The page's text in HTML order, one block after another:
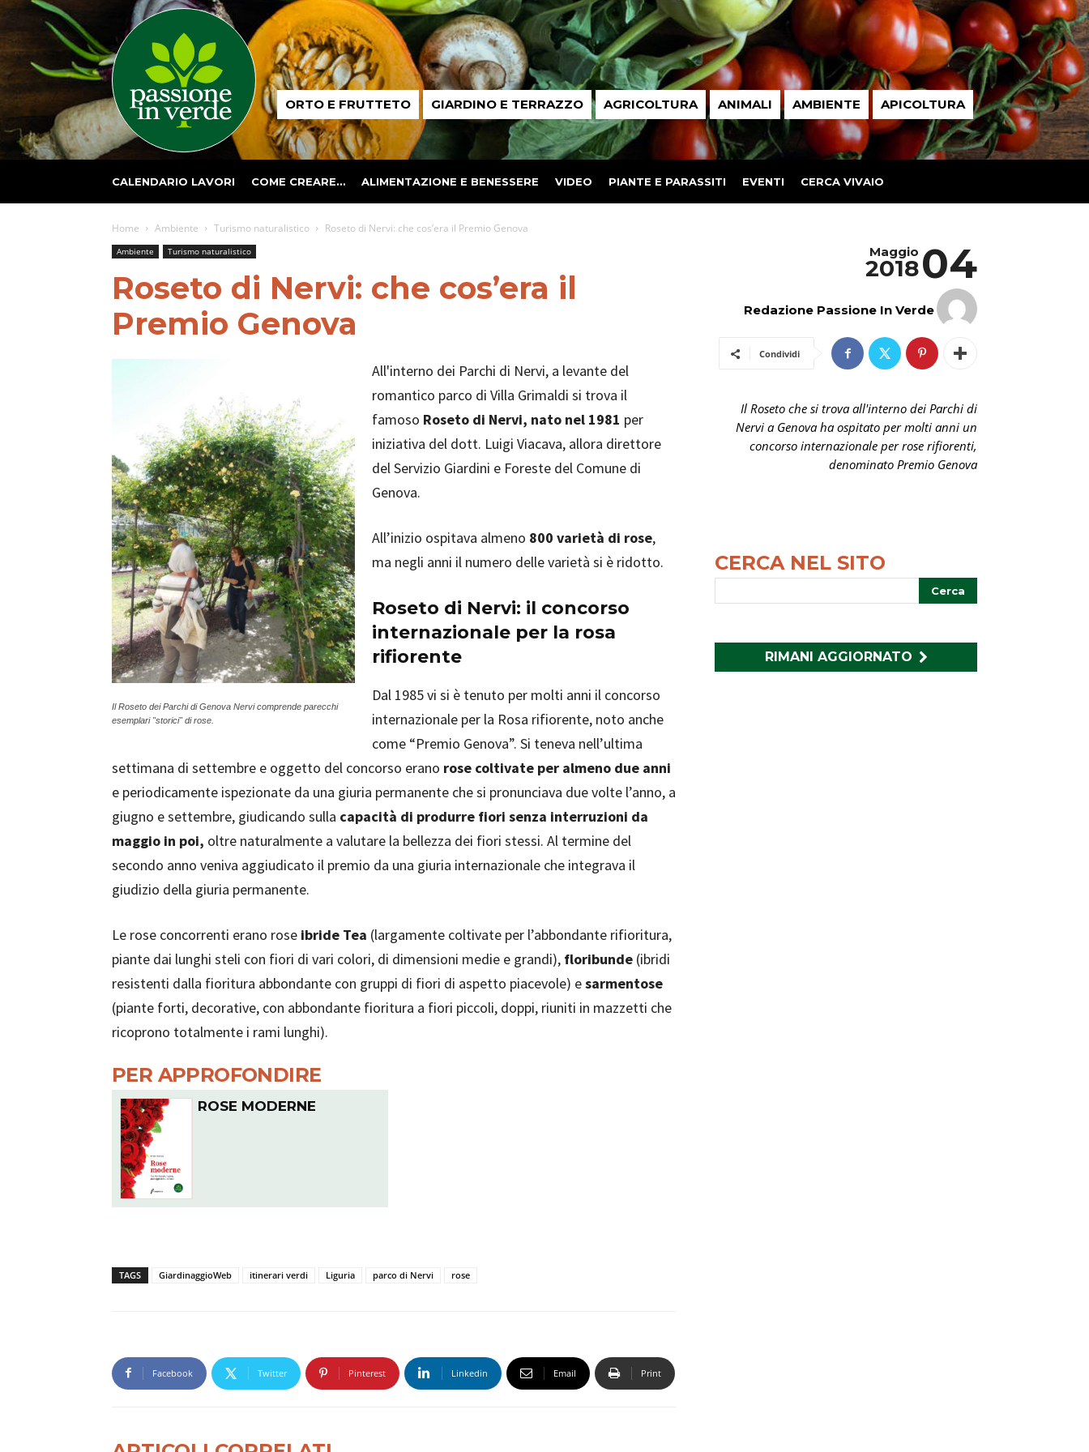
Passione
in ORTO E FRUTTETO GIARDINO E TERRAZZO AGRICOLTURA ANIMALI AMBIENTE APICOLTURA
CALENDARIO LAVORI COME CREARE… ALIMENTAZIONE E BENESSERE VIDEO PIANTE E PARASSITI EVENTI CERCA VIVAIO
Home Ambiente Turismo naturalistico Roseto di Nervi: che cos’era il Premio Genova
Ambiente Turismo naturalistico
Roseto di Nervi: che cos’era il
Premio Genova
Il Roseto dei Parchi di Genova Nervi comprende parecchi
esemplari "storici" di rose.
All'interno dei Parchi di Nervi, a levante del
romantico parco di Villa Grimaldi si trova il
famoso Roseto di Nervi, nato nel 1981 per
iniziativa del dott. Luigi Viacava, allora direttore
del Servizio Giardini e Foreste del Comune di
Genova.
All’inizio ospitava almeno 800 varietà di rose,
ma negli anni il numero delle varietà si è ridotto.
Roseto di Nervi: il concorso
internazionale per la rosa
rifiorente
Dal 1985 vi si è tenuto per molti anni il concorso
internazionale per la Rosa rifiorente, noto anche
come “Premio Genova”. Si teneva nell’ultima
settimana di settembre e oggetto del concorso erano rose coltivate per almeno due anni
e periodicamente ispezionate da una giuria permanente che si pronunciava due volte l’anno, a
giugno e settembre, giudicando sulla capacità di produrre fiori senza interruzioni da
maggio in poi, oltre naturalmente a valutare la bellezza dei fiori stessi. Al termine del
secondo anno veniva aggiudicato il premio da una giuria internazionale che integrava il
giudizio della giuria permanente.
Le rose concorrenti erano rose ibride Tea (largamente coltivate per l’abbondante rifioritura,
piante dai lunghi steli con fiori di vari colori, di dimensioni medie e grandi), floribunde (ibridi
resistenti dalla fioritura abbondante con gruppi di fiori di aspetto piacevole) esarmentose
(piante forti, decorative, con abbondante fioritura a fiori piccoli, doppi, riuniti in mazzetti che
ricoprono totalmente i rami lunghi).
PER APPROFONDIRE
ROSE MODERNE
TAGS GiardinaggioWeb itinerari verdi Liguria parco di Nervi rose
Facebook Twitter Pinterest Linkedin Email Print
04
Maggio
2018
Redazione Passione In Verde
Condividi
Il Roseto che si trova all'interno dei Parchi di
Nervi a Genova ha ospitato per molti anni un
concorso internazionale per rose rifiorenti,
denominato Premio Genova
CERCA NEL SITO
RIMANI AGGIORNATO